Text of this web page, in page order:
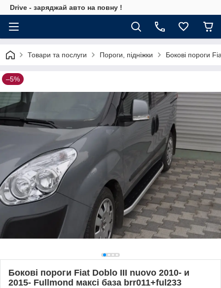
Drive - заряджай авто на повну !
Товари та послуги Пороги, підніжки Бокові пороги
–5%
Бокові пороги Fiat Doblo III nuovo 2010- и
2015- Fullmond максі база brr011+ful233